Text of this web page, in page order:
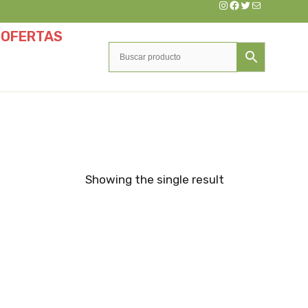
Instagram
Facebook
Twitter
Correo electrónico
OFERTAS
Showing the single result